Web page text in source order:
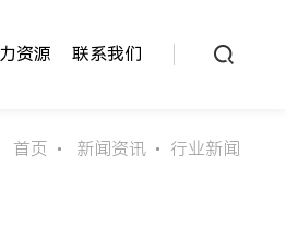
资源 联系我们
首页 新闻资讯 行业新闻